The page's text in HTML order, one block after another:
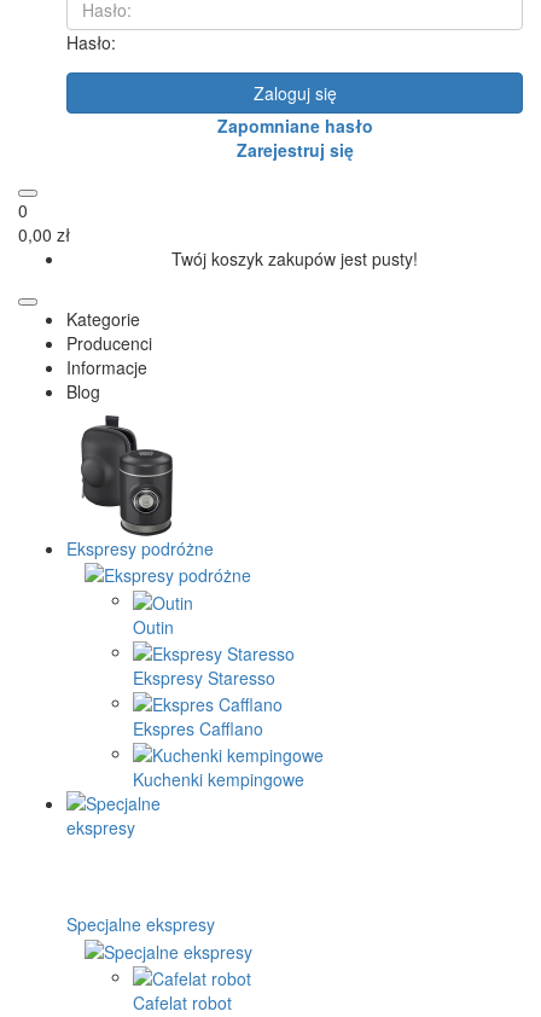
Hasło:
Zaloguj się
Zapomniane hasło
Zarejestruj się
0
0,00 zł
Twój koszyk zakupów jest pusty!
Kategorie
Producenci
Informacje
Blog
Ekspresy podróżne
Outin
Ekspresy Staresso
Ekspres Cafflano
Kuchenki kempingowe
Specjalne ekspresy
Cafelat robot